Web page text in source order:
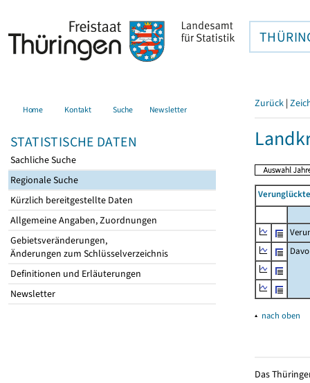
Home Kontakt Suche Newsletter
STATISTISCHE DATEN
Sachliche Suche
Regionale Suche
Kürzlich bereitgestellte Daten
Allgemeine Angaben, Zuordnungen
Gebietsveränderungen,
Änderungen zum Schlüsselverzeichnis
Definitionen und Erläuterungen
Newsletter
Zurück |
▴ nach oben
Das